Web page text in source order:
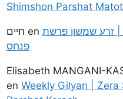
Shimshon Parshat
חיים en | זרע שמשון פרשת
פנחס
Elisabeth MANGANI-
en Weekly Gilyan | Zera